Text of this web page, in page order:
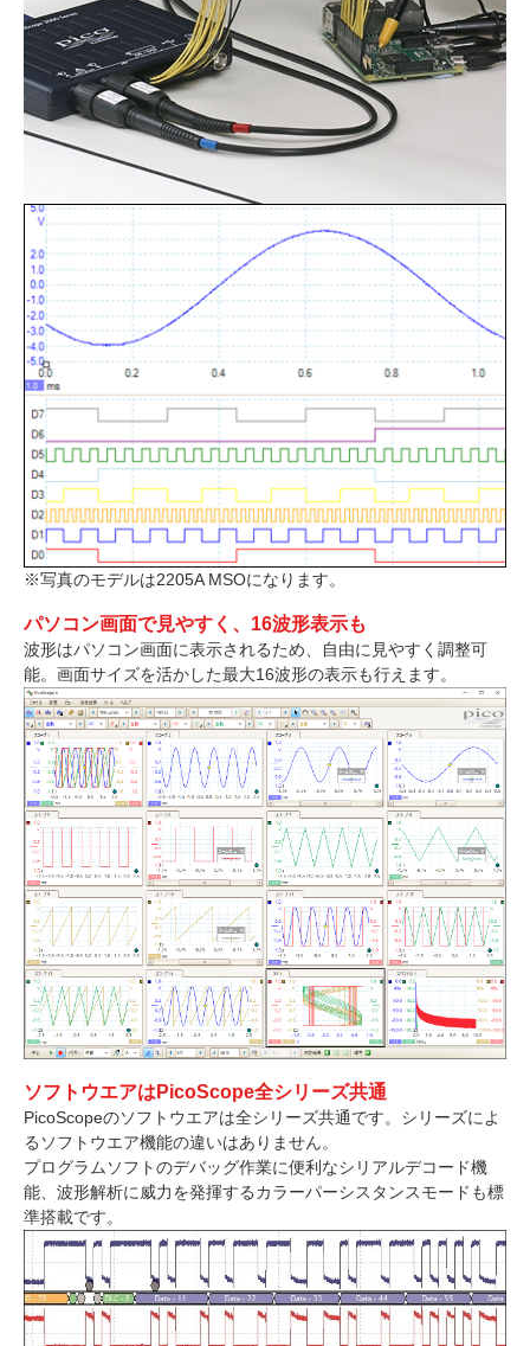
※写真のモデルは2205A MSOになります。
パソコン画面で見やすく、16波形表示も
波形はパソコン画面に表示されるため、自由に見やすく調整可
能。画面サイズを活かした最大16波形の表示も行えます。
ソフトウエアはPicoScope全シリーズ共通
PicoScopeのソフトウエアは全シリーズ共通です。シリーズによ
るソフトウエア機能の違いはありません。
プログラムソフトのデバッグ作業に便利なシリアルデコード機
能、波形解析に威力を発揮するカラーパーシスタンスモードも標
準搭載です。